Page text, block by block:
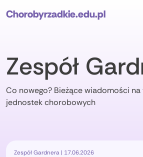
Chorobyrzadkie.edu.pl
Zespół
Co nowego? Bieżące wiadomości
jednostek chorobowych
Zespół Gardnera | 17.06.2026